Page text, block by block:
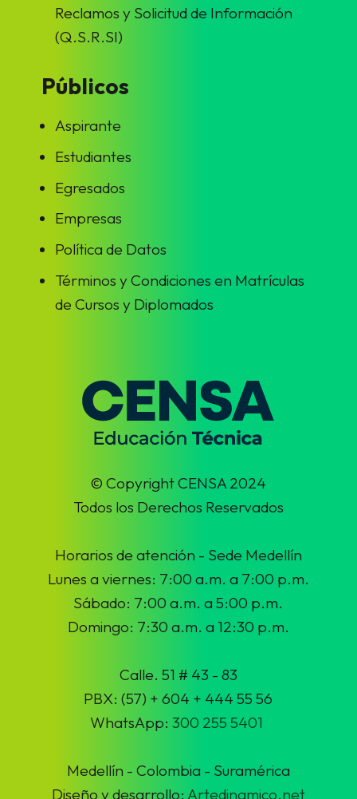
Reclamos y Solicitud de Información
(Q.S.R.SI)
Públicos
Aspirante
Estudiantes
Egresados
Empresas
Política de Datos
Términos y Condiciones en Matrículas
de Cursos y Diplomados
© Copyright CENSA 2024
Todos los Derechos Reservados
Horarios de atención - Sede Medellín
Lunes a viernes: 7:00 a.m. a 7:00 p.m.
Sábado: 7:00 a.m. a 5:00 p.m.
Domingo: 7:30 a.m. a 12:30 p.m.
Calle. 51 # 43 - 83
PBX: (57) + 604 + 444 55 56
WhatsApp:300 255 5401
Medellín - Colombia - Suramérica
Diseño y desarrollo: Artedinamico.net